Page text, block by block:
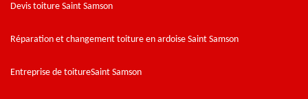
Devis toiture Saint Samson
Réparation et changement toiture en ardoise Saint Samson
Entreprise de toitureSaint Samson